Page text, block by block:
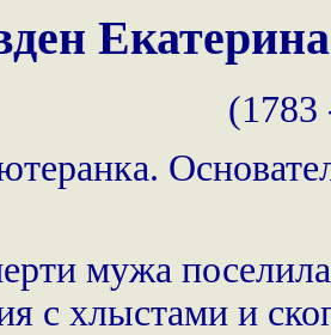
(1783
мужа
с хлыстами и